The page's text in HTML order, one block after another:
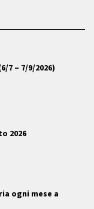
7 – 7/9/2026)
2026
ogni mese a